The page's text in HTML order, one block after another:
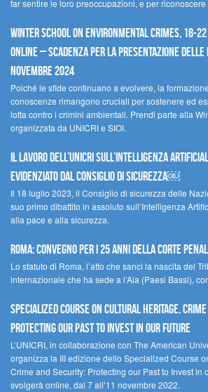
far sentire le loro preoccupazioni, e per
Winter School on Environmental Crimes, 18-
Online – Scadenza per la presentazione delle
novembre 2024
Poiché le sfide continuano a evolvere, la
conoscenze rimangono cruciali per sostenere ed
lotta contro i crimini ambientali. Prendi parte alla
organizzata da UNICRI e SIOI.
Il lavoro dell’UNICRI sull’intelligenza
evidenziato dal Consiglio di Sicurezza￼
Il 18 luglio 2023, il Consiglio di sicurezza delle
suo primo dibattito in assoluto sull’Intelligenza
alla pace e alla sicurezza.
Roma: convegno per i 25 anni della Corte
Lo statuto di Roma, l’atto che sancì la nascita del
internazionale che ha sede a l’Aia (Paesi Bassi),
Specialized Course on Cultural Heritage,
Protecting our Past to Invest in our Future
L’UNICRI, in collaborazione con The American
organizza la III edizione dello Specialized Course
Crime and Security: Protecting our Past to Invest in
svolgerà online, dal 7 all’11 novembre 2022.